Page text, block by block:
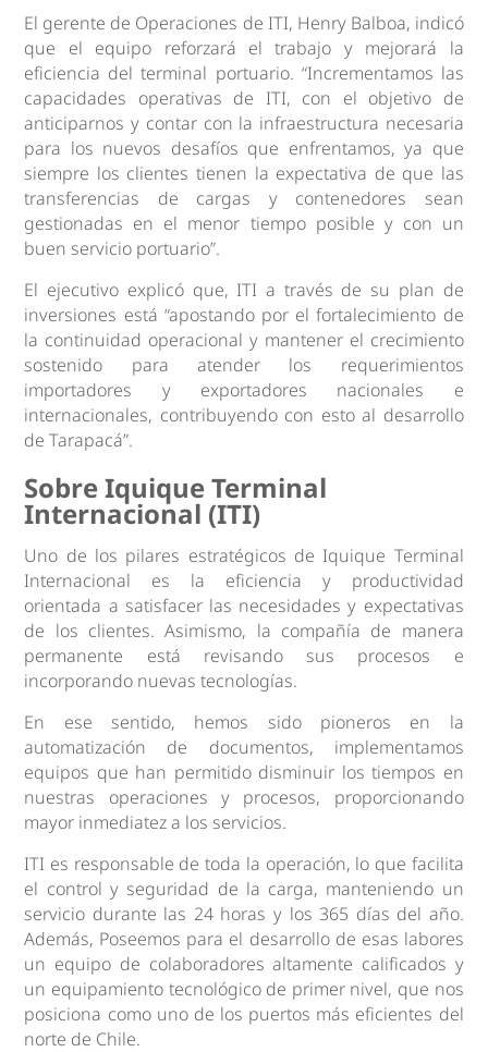
El gerente de Operaciones de ITI, Henry Balboa, indicó
que el equipo reforzará el trabajo y mejorará la
eficiencia del terminal portuario. “Incrementamos las
capacidades operativas de ITI, con el objetivo de
anticiparnos y contar con la infraestructura necesaria
para los nuevos desafíos que enfrentamos, ya que
siempre los clientes tienen la expectativa de que las
transferencias de cargas y contenedores sean
gestionadas en el menor tiempo posible y con un
buen servicio portuario”.
El ejecutivo explicó que, ITI a través de su plan de
inversiones está “apostando por el fortalecimiento de
la continuidad operacional y mantener el crecimiento
sostenido para atender los requerimientos
importadores y exportadores nacionales e
internacionales, contribuyendo con esto al desarrollo
de Tarapacá”.
Sobre Iquique Terminal
Internacional (ITI)
Uno de los pilares estratégicos de Iquique Terminal
Internacional es la eficiencia y productividad
orientada a satisfacer las necesidades y expectativas
de los clientes. Asimismo, la compañía de manera
permanente está revisando sus procesos e
incorporando nuevas tecnologías.
En ese sentido, hemos sido pioneros en la
automatización de documentos, implementamos
equipos que han permitido disminuir los tiempos en
nuestras operaciones y procesos, proporcionando
mayor inmediatez a los servicios.
ITI es responsable de toda la operación, lo que facilita
el control y seguridad de la carga, manteniendo un
servicio durante las 24 horas y los 365 días del año.
Además, Poseemos para el desarrollo de esas labores
un equipo de colaboradores altamente calificados y
un equipamiento tecnológico de primer nivel, que nos
posiciona como uno de los puertos más eficientes del
norte de Chile.